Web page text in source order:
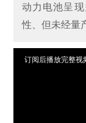
动力电池呈
性、但未经量
订阅后播放完整视